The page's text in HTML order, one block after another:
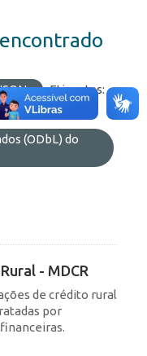
Etiquetas:
(ODbL) do
- MDCR
de crédito rural
por